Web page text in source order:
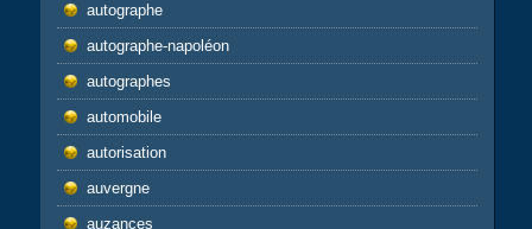
autographe
autographe-napoléon
autographes
automobile
autorisation
auvergne
auzances